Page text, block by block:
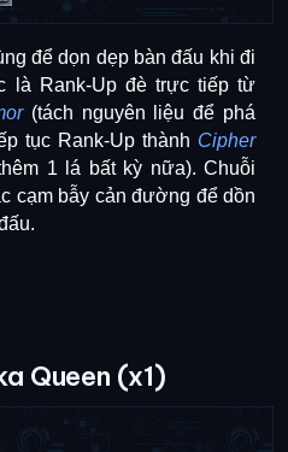
để dọn dẹp bàn đấu khi đi
(tách nguyên liệu để phá
tục Rank-Up thành Cipher
1 lá bất kỳ nữa). Chuỗi
cạm bẫy cản đường để dồn
Queen (x1)